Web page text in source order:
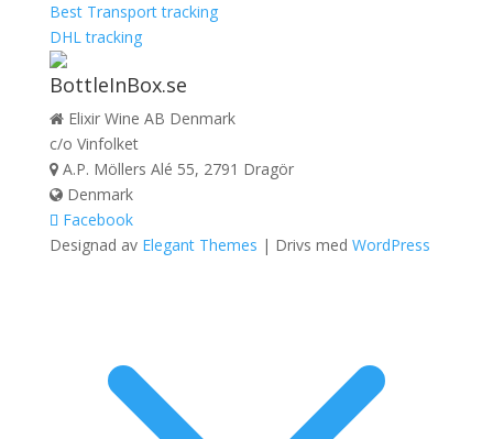
Best Transport tracking
DHL tracking
BottleInBox.se
Elixir Wine AB Denmark
c/o Vinfolket
A.P. Möllers Alé 55, 2791 Dragör
Denmark
Facebook
Designad av Elegant Themes | Drivs med WordPress